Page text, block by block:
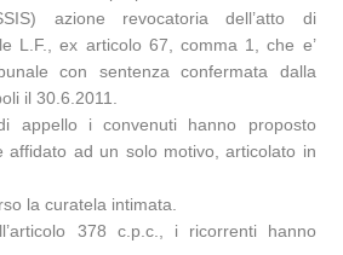
azione revocatoria dell’atto di
L.F., ex articolo 67, comma 1, che e’
con sentenza confermata dalla
il 30.6.2011.
appello i convenuti hanno proposto
affidato ad un solo motivo, articolato in
la curatela intimata.
378 c.p.c., i ricorrenti hanno